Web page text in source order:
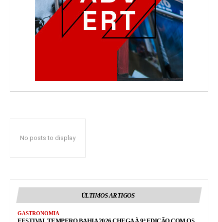
No posts to display
ÚLTIMOS ARTIGOS
GASTRONOMIA